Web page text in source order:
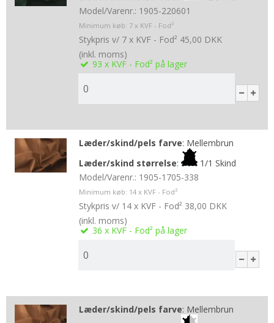
Model/Varenr.: 1905-220601
Minimum køb: 7 x KVF - Fod²
Stykpris v/ 7 x KVF - Fod² 45,00 DKK
(inkl. moms)
93 x KVF - Fod² på lager
Læder/skind/pels farve: Mellembrun
Læder/skind størrelse:
1/1 Skind
Model/Varenr.: 1905-1705-338
Minimum køb: 14 x KVF - Fod²
Stykpris v/ 14 x KVF - Fod² 38,00 DKK
(inkl. moms)
36 x KVF - Fod² på lager
Læder/skind/pels farve: Mellembrun